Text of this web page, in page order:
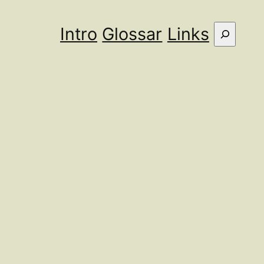
Intro Glossar Links